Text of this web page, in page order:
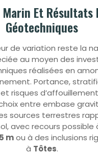
Marin Et Résultats
Géotechniques
de variation reste la
au moyen des
réalisées en
Portance,
risques
entre embase
sources terrestres
avec recours possible
mou à des inclusions
à Tôtes.